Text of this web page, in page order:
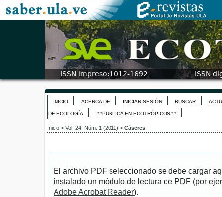
INICIO ACERCA DE INICIAR SESIÓN BUSCAR
DE ECOLOGÍA ##PUBLICA EN ECOTRÓPICOS##
Inicio > Vol. 24, Núm. 1 (2011) > Cáseres
El archivo PDF seleccionado se debe cargar
instalado un módulo de lectura de PDF (por
Adobe Acrobat Reader).